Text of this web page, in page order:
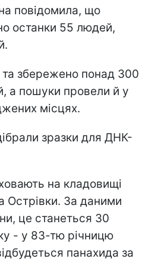
повідомила, що
останки 55 людей,
збережено понад 300
а пошуки провели й у
місцях.
зразки для ДНК-
на кладовищі
Острівки. За даними
це станеться 30
- у 83-тю річницю
панахида за